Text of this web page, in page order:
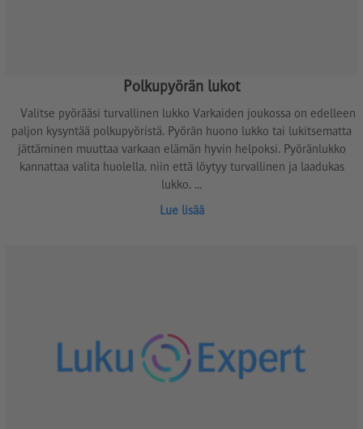
Polkupyörän lukot
Valitse pyörääsi turvallinen lukko Varkaiden joukossa on edelleen
paljon kysyntää polkupyöristä. Pyörän huono lukko tai lukitsematta
jättäminen muuttaa varkaan elämän hyvin helpoksi. Pyöränlukko
kannattaa valita huolella, niin että löytyy turvallinen ja laadukas
lukko. ...
Lue lisää